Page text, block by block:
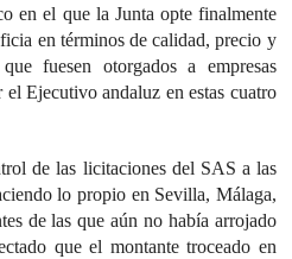
en el que la Junta opte finalmente
en términos de calidad, precio y
fuesen otorgados a empresas
el Ejecutivo andaluz en estas cuatro
de las licitaciones del SAS a las
lo propio en Sevilla, Málaga,
de las que aún no había arrojado
que el montante troceado en